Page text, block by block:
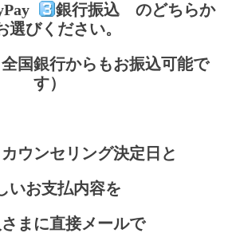
銀行振込 のどちらか
選びください。
全国銀行からもお振込可能で
す）
ウンセリング決定日と
いお支払内容を
まに直接メールで